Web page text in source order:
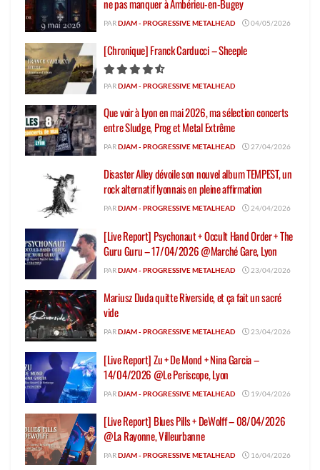
ne pas manquer à Ambérieu-en-Bugey
PARDJAM - PROGRESSIVE METALHEAD 04/05/2026
[Chronique] Franck Carducci – Sheeple
PARDJAM - PROGRESSIVE METALHEAD
Que voir à Lyon en mai 2026, ma sélection concerts
entre Sludge, Prog et Metal Extrême
PARDJAM - PROGRESSIVE METALHEAD 27/04/2026
Disaster Alley dévoile son nouvel album TEMPEST, un
rock alternatif lyonnais en pleine affirmation
PARDJAM - PROGRESSIVE METALHEAD 24/04/2026
[Live Report] Psychonaut + Occult Hand Order + The
Guru Guru – 17/04/2026 @Marché Gare, Lyon
PARDJAM - PROGRESSIVE METALHEAD 23/04/2026
Mariusz Duda quitte Riverside, et ça fait un sacré
vide
PARDJAM - PROGRESSIVE METALHEAD 23/04/2026
[Live Report] Zu + De Mond + Nina Garcia –
14/04/2026 @Le Periscope, Lyon
PARDJAM - PROGRESSIVE METALHEAD 19/04/2026
[Live Report] Blues Pills + DeWolff – 08/04/2026
@La Rayonne, Villeurbanne
PARDJAM - PROGRESSIVE METALHEAD 16/04/2026